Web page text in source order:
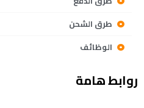
طرق الشحن
الوظائف
روابط هامة